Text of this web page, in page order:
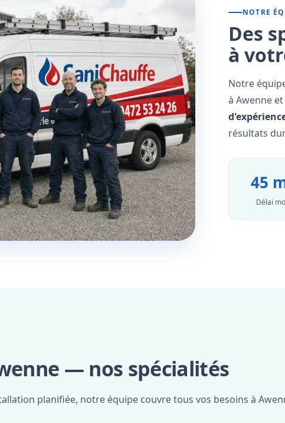
NOTRE
Des
à
Notre
à Awenne
résultats
45
Délai
— nos spécialités
planifiée, notre équipe couvre tous vos besoins à